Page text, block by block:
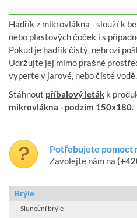
Hadřík z mikrovlákna - slouží k
nebo plastových čoček i s
Pokud je hadřík čistý, nehrozí
Udržujte jej mimo prašné
vyperte v jarové, nebo čisté vodě.
Stáhnout příbalový leták k
mikrovlákna - podzim 150x180.
Potřebujete pomoct
Zavolejte nám na
Brýle
Sluneční brýle